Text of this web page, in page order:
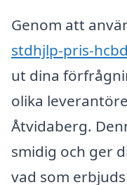
Genom att
stdhjlp-pris-
ut dina
olika
Åtvidaberg.
smidig och ger
vad som